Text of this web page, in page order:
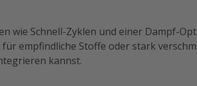
wie Schnell-Zyklen und einer Dampf-
empfindliche Stoffe oder stark
kannst.